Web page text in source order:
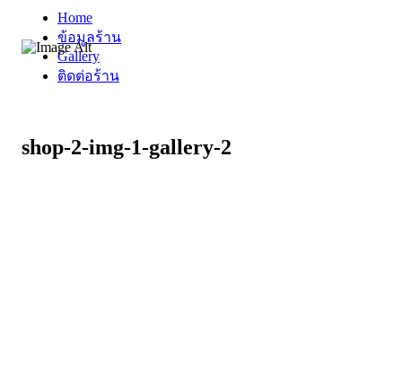
Home
ข้อมูลร้าน
Gallery
ติดต่อร้าน
shop-2-img-1-gallery-2